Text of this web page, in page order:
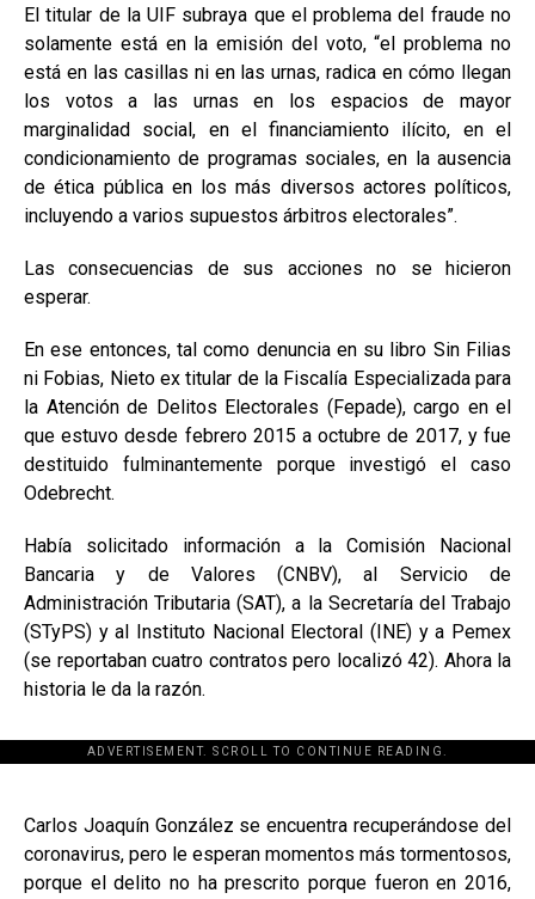
El titular de la UIF subraya que el problema del fraude no
solamente está en la emisión del voto, “el problema no
está en las casillas ni en las urnas, radica en cómo llegan
los votos a las urnas en los espacios de mayor
marginalidad social, en el financiamiento ilícito, en el
condicionamiento de programas sociales, en la ausencia
de ética pública en los más diversos actores políticos,
incluyendo a varios supuestos árbitros electorales”.
Las consecuencias de sus acciones no se hicieron
esperar.
En ese entonces, tal como denuncia en su libro Sin Filias
ni Fobias, Nieto ex titular de la Fiscalía Especializada para
la Atención de Delitos Electorales (Fepade), cargo en el
que estuvo desde febrero 2015 a octubre de 2017, y fue
destituido fulminantemente porque investigó el caso
Odebrecht.
Había solicitado información a la Comisión Nacional
Bancaria y de Valores (CNBV), al Servicio de
Administración Tributaria (SAT), a la Secretaría del Trabajo
(STyPS) y al Instituto Nacional Electoral (INE) y a Pemex
(se reportaban cuatro contratos pero localizó 42). Ahora la
historia le da la razón.
ADVERTISEMENT. SCROLL TO CONTINUE READING.
[adsforwp id="243463"]
Carlos Joaquín González se encuentra recuperándose del
coronavirus, pero le esperan momentos más tormentosos,
porque el delito no ha prescrito porque fueron en 2016,